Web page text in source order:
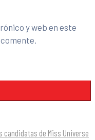
y web en este
de Miss Universe